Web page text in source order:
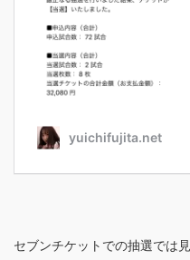
セブンチケットでの抽選では